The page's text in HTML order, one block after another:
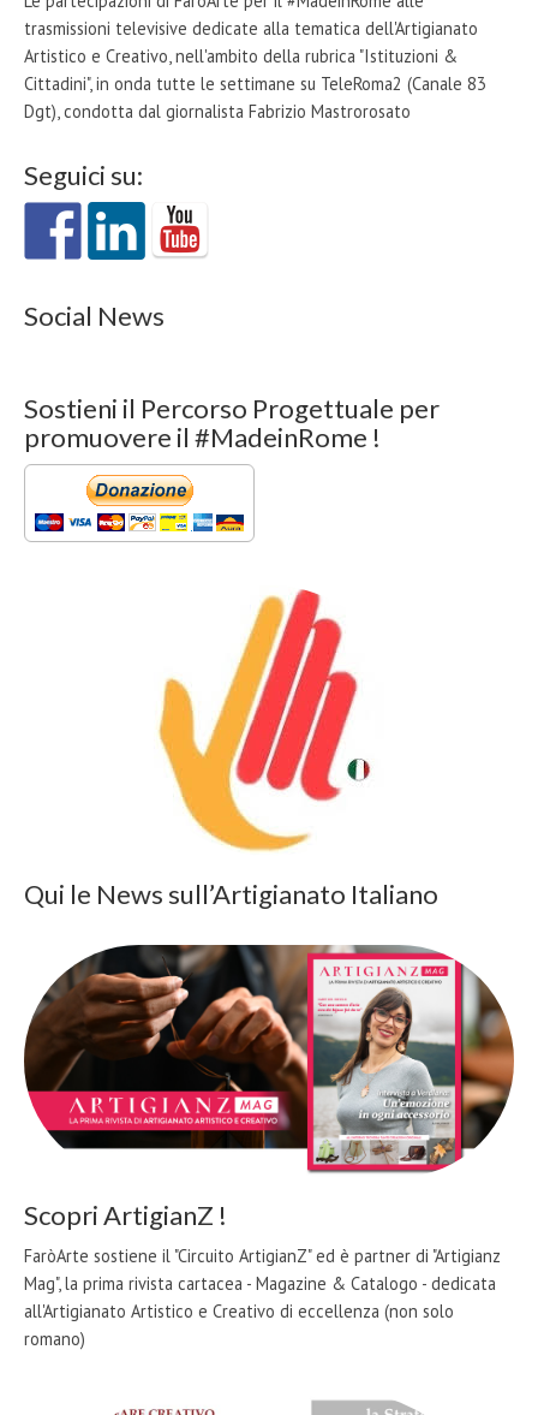
trasmissioni televisive dedicate alla tematica dell'Artigianato
Artistico e Creativo, nell'ambito della rubrica "Istituzioni &
Cittadini", in onda tutte le settimane su TeleRoma2 (Canale 83
Dgt), condotta dal giornalista Fabrizio Mastrorosato
Seguici su:
Social News
Sostieni il Percorso Progettuale per
promuovere il #MadeinRome !
Qui le News sull’Artigianato Italiano
Scopri ArtigianZ !
FaròArte sostiene il "Circuito ArtigianZ" ed è partner di "Artigianz
Mag", la prima rivista cartacea - Magazine & Catalogo - dedicata
all'Artigianato Artistico e Creativo di eccellenza (non solo
romano)